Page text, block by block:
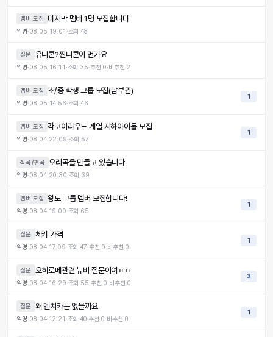
멤버 모집 마지막 멤버 1명 모집합니다
익명·08.05 19:01 ·조회48
질문 유니콘?찐니콘이 먼가요
익명·08.05 16:11 ·조회 35·추천 0·비추천 2
멤버 모집 초/중 학생 그룹 모집(남부권)
익명·08.05 14:56·조회46
1
멤버 모집 각코이라우드 계열 지하아이돌 모집
익명·08.04 22:09·조회 57
1
작곡/편곡 오리곡을 만들고 있습니다
익명·08.04 20:30·조회 39
멤버 모집 왕도 그룹 멤버 모집합니다!
익명·08.04 19:00·조회 65
1
질문 체키 가격
익명·08.04 17:09·조회47·추천 0·비추천 0
1
질문 오히로메관련 뉴비 질문이여ㅠㅠ
익명·08.04 16:29·조회 55·추천 0·비추천 0
3
질문 왜 멘치카는 없을까요
익명·08.04 12:21 ·조회40·추천 0·비추천 0
1